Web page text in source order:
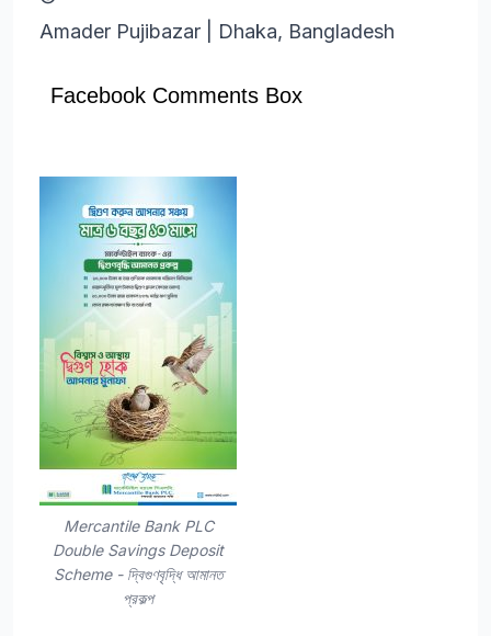
Amader Pujibazar
Dhaka, Bangladesh
Facebook Comments Box
Mercantile Bank PLC
Double Savings Deposit
Scheme - দ্বিগুণবৃদ্ধি আমানত
প্রকল্প